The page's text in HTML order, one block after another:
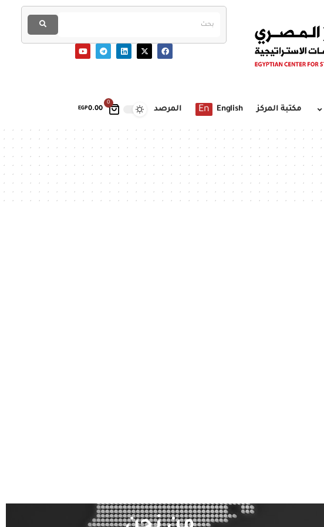
0
EGP0.00 مكتبة المركز English
En المرصد